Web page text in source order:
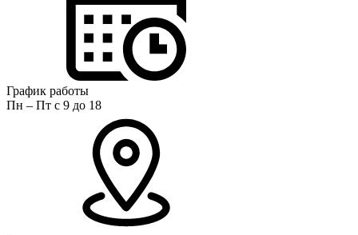
График работы
Пн – Пт с 9 до 18